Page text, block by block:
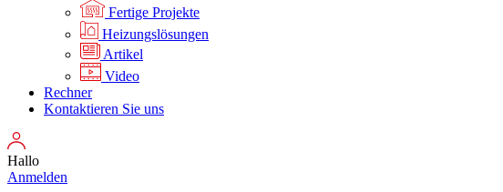
Fertige Projekte
Heizungslösungen
Artikel
Video
Rechner
Kontaktieren Sie uns
Hallo
Anmelden